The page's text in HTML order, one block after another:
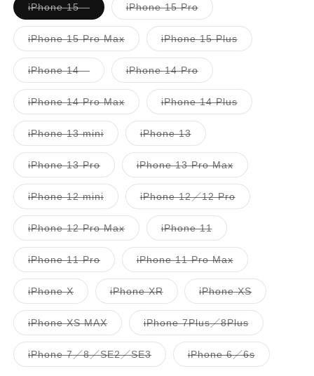
iPhone 15子
類
已
售
罄
或
法
供
iPhone 15 Pro子
類
已
售
罄
或
法
供
iPhone 15 Pro Max子
類
已
售
罄
或
法
供
貨
iPhone 15 Plus子
類
或
法
供
iPhone 14子
類
已
售
罄
或
無
法
供
iPhone 14 Pro子
類
已
售
罄
或
無
法
供
iPhone 14 Pro Max子
類
已
售
罄
或
供
貨
iPhone 14 Plus子
類
或
無
法
供
iPhone 13 mini子
類
已
或
法
供
iPhone 13子
類
已
售
罄
或
無
法
供
iPhone 13 Pro子
類
已
售
罄
或
無
法
供
iPhone 13 Pro Max子
類
已
售
罄
iPhone 12 mini子
類
已
售
罄
或
供
iPhone 12／12 Pro子
類
或
供
iPhone 12 Pro Max子
類
已
或
法
供
貨
iPhone 11子
類
已
售
罄
或
法
供
貨
iPhone 11 Pro子
類
已
或
無
法
供
iPhone 11 Pro Max子
類
已
售
罄
或
無
法
供
貨
iPhone X子
類
已
售
罄
或
無
法
供
iPhone XR子
類
已
售
罄
無
法
iPhone XS子
類
已
罄
或
法
供
iPhone XS MAX子
類
已
售
罄
iPhone 7Plus／8Plus子
類
已
售
罄
iPhone 7／8／SE2／SE3子
類
iPhone 6／6s子
類